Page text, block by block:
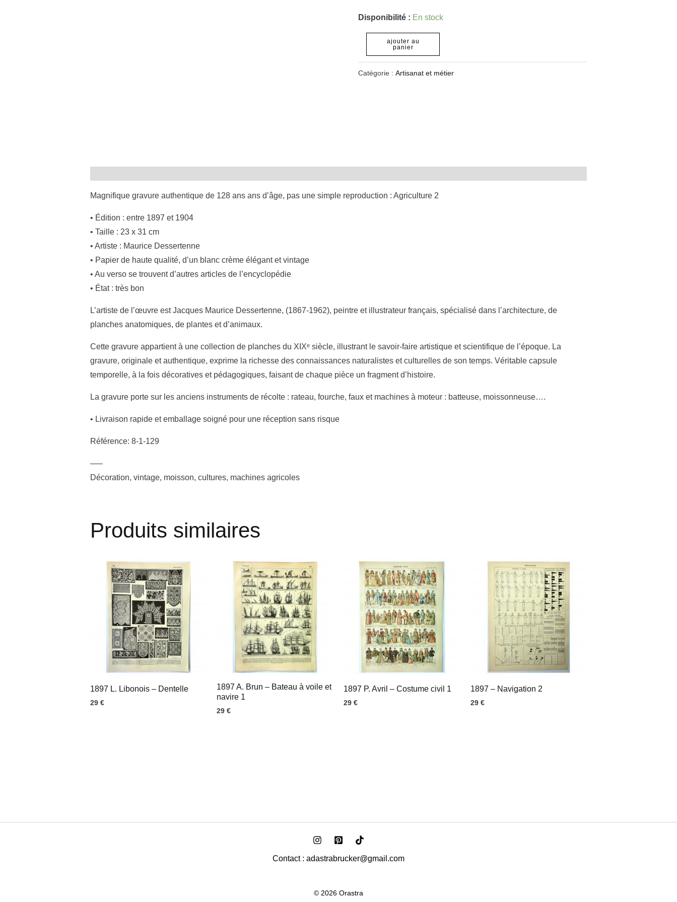
Disponibilité : En stock
ajouter au
panier
Catégorie :Artisanat et métier
Magnifique gravure authentique de 128 ans ans d’âge, pas une simple reproduction : Agriculture 2
• Édition : entre 1897 et 1904
• Taille : 23 x 31 cm
• Artiste : Maurice Dessertenne
• Papier de haute qualité, d’un blanc crème élégant et vintage
• Au verso se trouvent d’autres articles de l’encyclopédie
• État : très bon
L’artiste de l’œuvre est Jacques Maurice Dessertenne, (1867-1962), peintre et illustrateur français, spécialisé dans l’architecture, de
planches anatomiques, de plantes et d’animaux.
Cette gravure appartient à une collection de planches du XIXᵉ siècle, illustrant le savoir-faire artistique et scientifique de l’époque. La
gravure, originale et authentique, exprime la richesse des connaissances naturalistes et culturelles de son temps. Véritable capsule
temporelle, à la fois décoratives et pédagogiques, faisant de chaque pièce un fragment d’histoire.
La gravure porte sur les anciens instruments de récolte : rateau, fourche, faux et machines à moteur : batteuse, moissonneuse….
• Livraison rapide et emballage soigné pour une réception sans risque
Référence: 8-1-129
—–
Décoration, vintage, moisson, cultures, machines agricoles
Produits similaires
1897 L. Libonois – Dentelle
29 €
1897 A. Brun – Bateau à voile et
navire 1
29€
1897 P. Avril – Costume civil 1
29 €
1897 – Navigation 2
29 €
Contact : adastrabrucker@gmail.com
© 2026 Orastra